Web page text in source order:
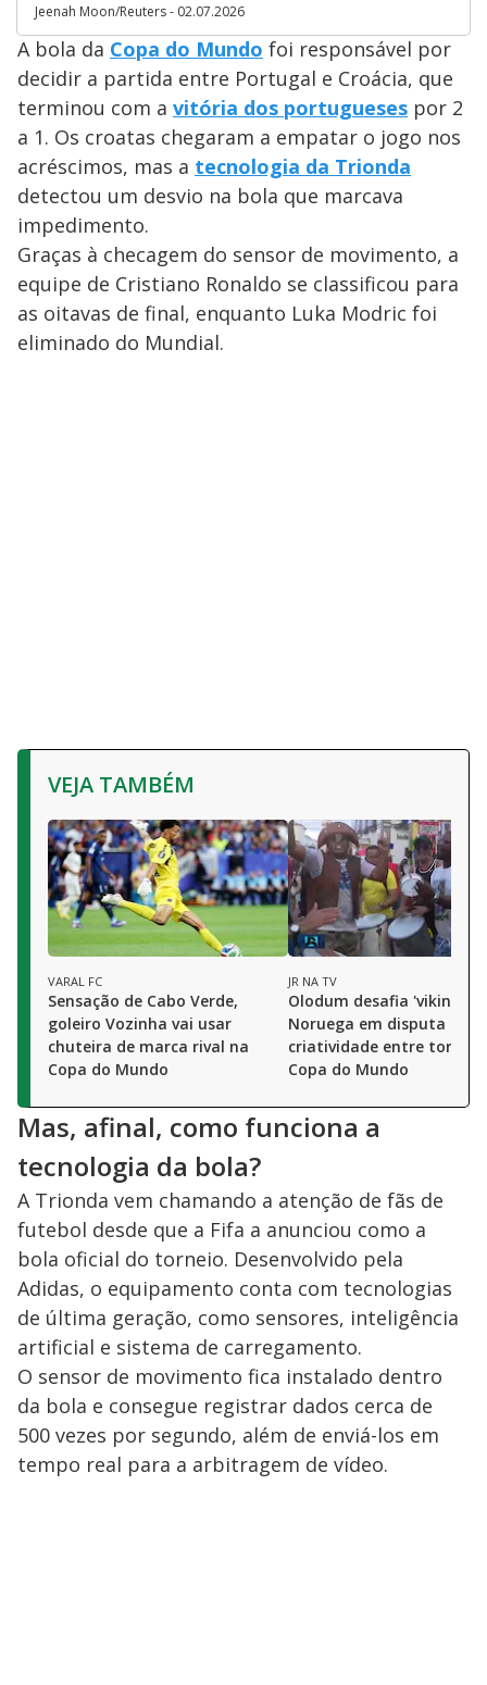
Jeenah Moon/Reuters - 02.07.2026
A bola da Copa do Mundo foi responsável por
decidir a partida entre Portugal e Croácia, que
terminou com a vitória dos portugueses por 2
a 1. Os croatas chegaram a empatar o jogo nos
acréscimos, mas a tecnologia da Trionda
detectou um desvio na bola que marcava
impedimento.
Graças à checagem do sensor de movimento, a
equipe de Cristiano Ronaldo se classificou para
as oitavas de final, enquanto Luka Modric foi
eliminado do Mundial.
VEJA TAMBÉM
VARAL FC
Sensação de Cabo Verde,
goleiro Vozinha vai usar
chuteira de marca rival na
Copa do Mundo
JR NA TV
Olodum desafia 'vikings'
Noruega em disputa de
criatividade entre
Copa do Mundo
Mas, afinal, como funciona a
tecnologia da bola?
A Trionda vem chamando a atenção de fãs de
futebol desde que a Fifa a anunciou como a
bola oficial do torneio. Desenvolvido pela
Adidas, o equipamento conta com tecnologias
de última geração, como sensores, inteligência
artificial e sistema de carregamento.
O sensor de movimento fica instalado dentro
da bola e consegue registrar dados cerca de
500 vezes por segundo, além de enviá-los em
tempo real para a arbitragem de vídeo.